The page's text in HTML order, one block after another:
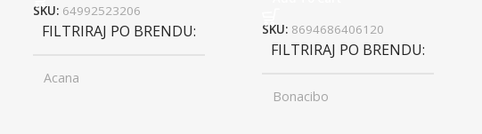
SKU: 64992523206
FILTRIRAJ PO BRENDU
Acana
SKU: 8694686406120
FILTRIRAJ PO BRENDU
Bonacibo